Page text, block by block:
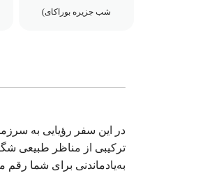
شب جزیره بوراکای)
در این سفر رؤیایی به
ترکیبی از مناظر طبیعی
به‌یادماندنی برای شما رقم